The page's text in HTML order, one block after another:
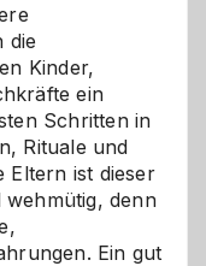
die
Kinder,
ein
Schritten in
Rituale und
Eltern ist dieser
denn
Ein gut